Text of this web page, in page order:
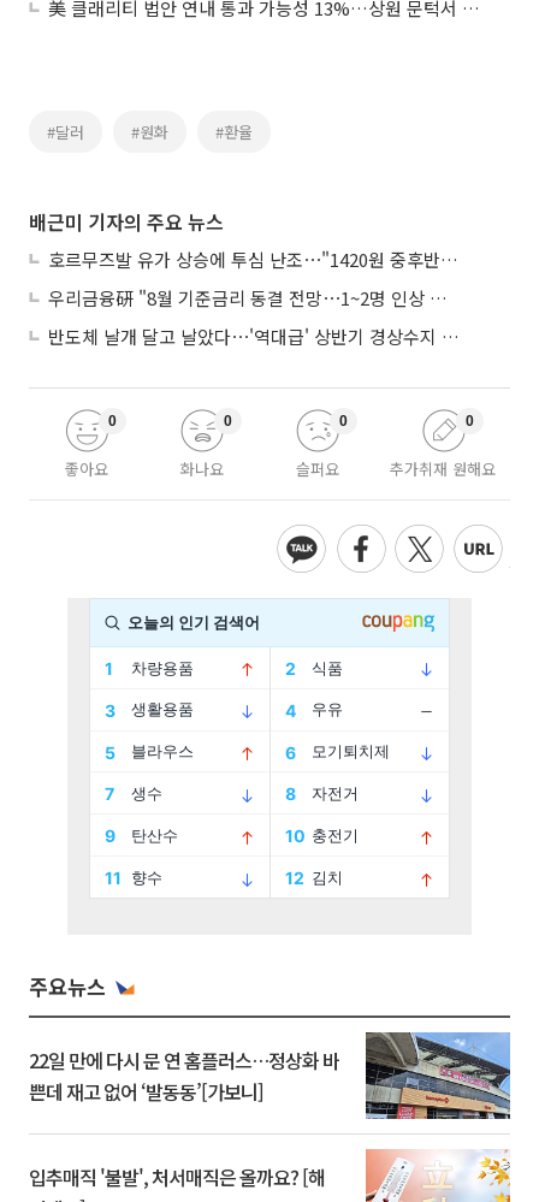
美 클래리티 법안 연내 통과 가능성 13%…상원 문턱서 제동
#달러 #원화 #환율
배근미 기자의 주요 뉴스
호르무즈발 유가 상승에 투심 난조⋯"1420원 중후반 등락"
우리금융硏 "8월 기준금리 동결 전망⋯1~2명 인상 소수의견 낼 것"
반도체 날개 달고 날았다⋯'역대급' 상반기 경상수지 흑자 2000억달러 육박
좋아요
0
화나요
0
슬퍼요
0
추가취재 원해요
0
주요뉴스
22일 만에 다시 문 연 홈플러스…정상화 바
쁜데 재고 없어 ‘발동동’[가보니]
입추매직 '불발', 처서매직은 올까요? [해